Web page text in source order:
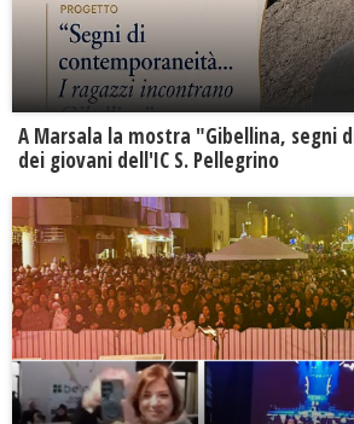
A Marsala la mostra "Gibellina, segni
dei giovani dell'IC S. Pellegrino